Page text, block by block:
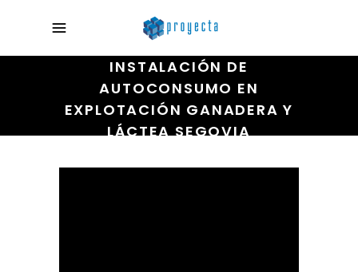
INSTALACIÓN DE
AUTOCONSUMO EN
EXPLOTACIÓN GANADERA Y
LÁCTEA SEGOVIA